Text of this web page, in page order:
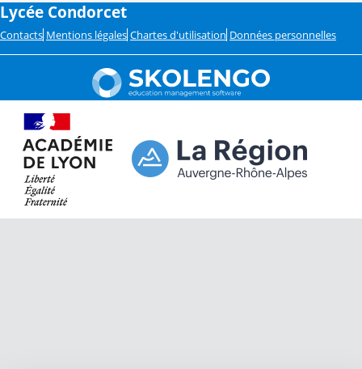
Lycée Condorcet
Contacts Mentions légales Chartes d'utilisation Données personnelles